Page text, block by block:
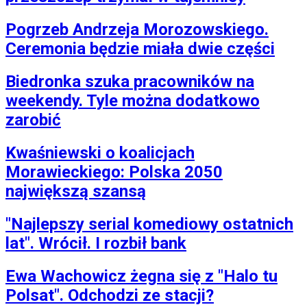
Pogrzeb Andrzeja Morozowskiego.
Ceremonia będzie miała dwie części
Biedronka szuka pracowników na
weekendy. Tyle można dodatkowo
zarobić
Kwaśniewski o koalicjach
Morawieckiego: Polska 2050
największą szansą
"Najlepszy serial komediowy ostatnich
lat". Wrócił. I rozbił bank
Ewa Wachowicz żegna się z "Halo tu
Polsat". Odchodzi ze stacji?